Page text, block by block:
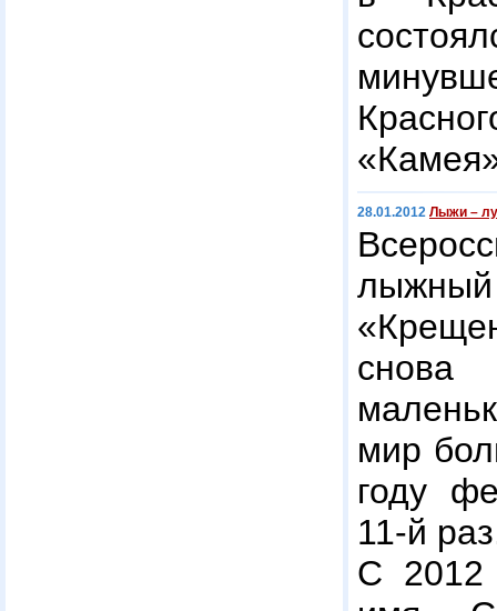
28.01.2012 Лыжи –
мир
году
11-й
С 2012